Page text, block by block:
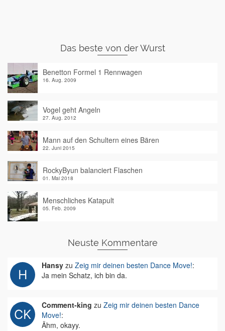
Das beste von der Wurst
Benetton Formel 1 Rennwagen
16. Aug. 2009
Vogel geht Angeln
27. Aug. 2012
Mann auf den Schultern eines Bären
22. Juni 2015
RockyByun balanciert Flaschen
01. Mai 2018
Menschliches Katapult
05. Feb. 2009
Neuste Kommentare
Hansy zu Zeig mir deinen besten Dance Move!:
Ja mein Schatz, ich bin da.
Comment-king zu Zeig mir deinen besten Dance
Move!:
Ähm, okayy.